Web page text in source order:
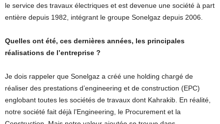
le service des travaux électriques et est devenue une société à part
entière depuis 1982, intégrant le groupe Sonelgaz depuis 2006.
Quelles ont été, ces dernières années, les principales
réalisations de l’entreprise ?
Je dois rappeler que Sonelgaz a créé une holding chargé de
réaliser des prestations d’engineering et de construction (EPC)
englobant toutes les sociétés de travaux dont Kahrakib. En réalité,
notre société fait déjà l’Engineering, le Procurement et la